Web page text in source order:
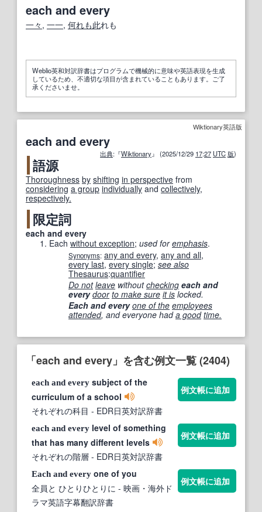
each and every
一々 , 一一, 何れも此れも
Weblio英和対訳辞書はプログラムで機械的に意味や英語表現を生成
しているため、不適切な項目が含まれていることもあります。ご了
承くださいませ。
Wiktionary英語版
each and every
出典:『Wiktionary』 (2025/12/29 17:27 UTC 版)
語源
Thoroughness by shifting in perspective from
considering a group individually and collectively,
respectively.
限定詞
each and every
Each without exception; used foremphasis.
Synonyms: any and every, any and all,
every last, every single; see also
Thesaurus:quantifier
Do not leave withoutchecking each and
every door to make sure it islocked.
Each and every one of the employees
attended, and everyone hada good time.
「each and every」を含む例文一覧 (2404)
each and every subject of the
curriculum of a school
それぞれの科目 - EDR日英対訳辞書
例文帳に追加
each and every level of something
that has many different levels
それぞれの階層 - EDR日英対訳辞書
例文帳に追加
Each and every one of you
全員と ひとりひとりに - 映画・海外ド
ラマ英語字幕翻訳辞書
例文帳に追加